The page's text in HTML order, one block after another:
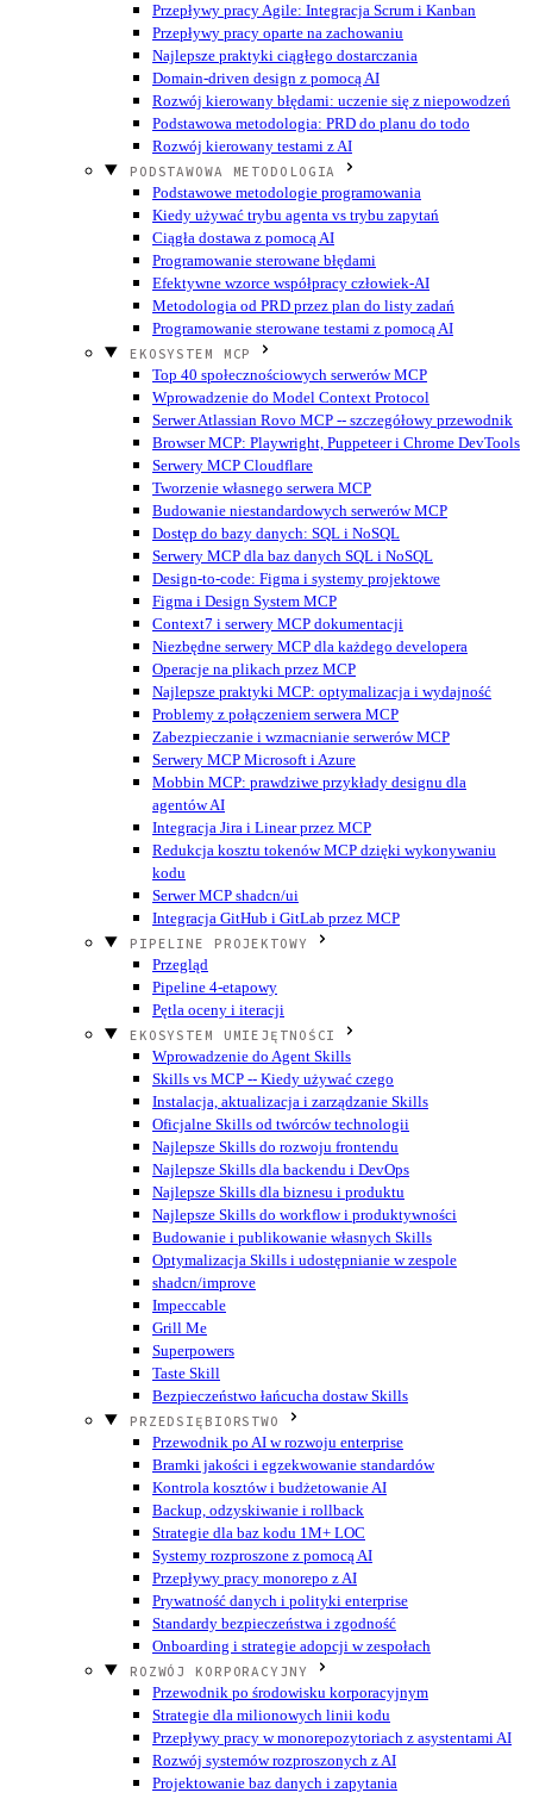
Przepływy pracy Agile: Integracja Scrum i Kanban
Przepływy pracy oparte na zachowaniu
Najlepsze praktyki ciągłego dostarczania
Domain-driven design z pomocą AI
Rozwój kierowany błędami: uczenie się z niepowodzeń
Podstawowa metodologia: PRD do planu do todo
Rozwój kierowany testami z AI
PODSTAWOWA METODOLOGIA
Podstawowe metodologie programowania
Kiedy używać trybu agenta vs trybu zapytań
Ciągła dostawa z pomocą AI
Programowanie sterowane błędami
Efektywne wzorce współpracy człowiek-AI
Metodologia od PRD przez plan do listy zadań
Programowanie sterowane testami z pomocą AI
EKOSYSTEM MCP
Top 40 społecznościowych serwerów MCP
Wprowadzenie do Model Context Protocol
Serwer Atlassian Rovo MCP -- szczegółowy przewodnik
Browser MCP: Playwright, Puppeteer i Chrome DevTools
Serwery MCP Cloudflare
Tworzenie własnego serwera MCP
Budowanie niestandardowych serwerów MCP
Dostęp do bazy danych: SQL i NoSQL
Serwery MCP dla baz danych SQL i NoSQL
Design-to-code: Figma i systemy projektowe
Figma i Design System MCP
Context7 i serwery MCP dokumentacji
Niezbędne serwery MCP dla każdego developera
Operacje na plikach przez MCP
Najlepsze praktyki MCP: optymalizacja i wydajność
Problemy z połączeniem serwera MCP
Zabezpieczanie i wzmacnianie serwerów MCP
Serwery MCP Microsoft i Azure
Mobbin MCP: prawdziwe przykłady designu dla
agentów AI
Integracja Jira i Linear przez MCP
Redukcja kosztu tokenów MCP dzięki wykonywaniu
kodu
Serwer MCP shadcn/ui
Integracja GitHub i GitLab przez MCP
PIPELINE PROJEKTOWY
Przegląd
Pipeline 4-etapowy
Pętla oceny i iteracji
EKOSYSTEM UMIEJĘTNOŚCI
Wprowadzenie do Agent Skills
Skills vs MCP -- Kiedy używać czego
Instalacja, aktualizacja i zarządzanie Skills
Oficjalne Skills od twórców technologii
Najlepsze Skills do rozwoju frontendu
Najlepsze Skills dla backendu i DevOps
Najlepsze Skills dla biznesu i produktu
Najlepsze Skills do workflow i produktywności
Budowanie i publikowanie własnych Skills
Optymalizacja Skills i udostępnianie w zespole
shadcn/improve
Impeccable
Grill Me
Superpowers
Taste Skill
Bezpieczeństwo łańcucha dostaw Skills
PRZEDSIĘBIORSTWO
Przewodnik po AI w rozwoju enterprise
Bramki jakości i egzekwowanie standardów
Kontrola kosztów i budżetowanie AI
Backup, odzyskiwanie i rollback
Strategie dla baz kodu 1M+ LOC
Systemy rozproszone z pomocą AI
Przepływy pracy monorepo z AI
Prywatność danych i polityki enterprise
Standardy bezpieczeństwa i zgodność
Onboarding i strategie adopcji w zespołach
ROZWÓJ KORPORACYJNY
Przewodnik po środowisku korporacyjnym
Strategie dla milionowych linii kodu
Przepływy pracy w monorepozytoriach z asystentami AI
Rozwój systemów rozproszonych z AI
Projektowanie baz danych i zapytania